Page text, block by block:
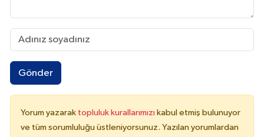
Gönder
Yorum yazarak topluluk kurallarımızı kabul etmiş bulunuyor
ve tüm sorumluluğu üstleniyorsunuz. Yazılan yorumlardan